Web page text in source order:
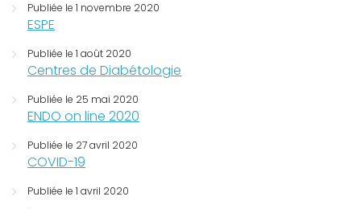
Publiée le 1 novembre 2020
ESPE
Publiée le 1 août 2020
Centres de Diabétologie
Publiée le 25 mai 2020
ENDO on line 2020
Publiée le 27 avril 2020
COVID-19
Publiée le 1 avril 2020